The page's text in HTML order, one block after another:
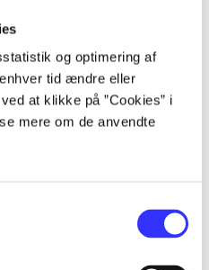
og optimering af
tid ændre eller
at klikke på ”Cookies” i
mere om de anvendte